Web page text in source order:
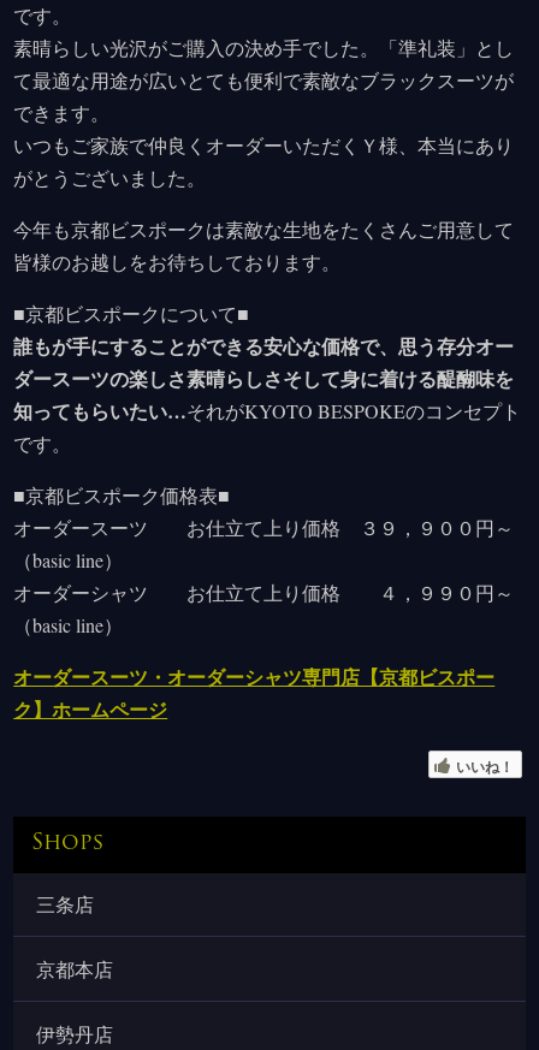
です。
素晴らしい光沢がご購入の決め手でした。「準礼装」とし
て最適な用途が広いとても便利で素敵なブラックスーツが
できます。
いつもご家族で仲良くオーダーいただくＹ様、本当にあり
がとうございました。
今年も京都ビスポークは素敵な生地をたくさんご用意して
皆様のお越しをお待ちしております。
■京都ビスポークについて■
誰もが手にすることができる安心な価格で、思う存分オー
ダースーツの楽しさ素晴らしさそして身に着ける醍醐味を
知ってもらいたい…それがKYOTO BESPOKEのコンセプト
です。
■京都ビスポーク価格表■
オーダースーツ お仕立て上り価格 ３９，９００円～
（basic line）
オーダーシャツ お仕立て上り価格 ４，９９０円～
（basic line）
オーダースーツ・オーダーシャツ専門店【京都ビスポー
ク】ホームページ
いいね！
Shops
三条店
京都本店
伊勢丹店